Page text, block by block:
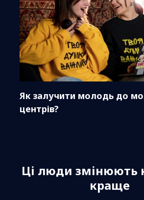
Як залучити молодь до
центрів?
Ці люди змінюють
краще